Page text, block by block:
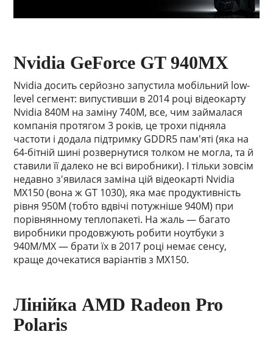
Nvidia GeForce GT 940MX
Nvidia досить серйозно запустила мобільний low-
level сегмент: випустивши в 2014 році відеокарту
Nvidia 840M на заміну 740M, все, чим займалася
компанія протягом 3 років, це трохи підняла
частоти і додала підтримку GDDR5 пам'яті (яка на
64-бітній шині розвернутися толком не могла, та й
ставили її далеко не всі виробники). І тільки зовсім
недавно з'явилася заміна цій відеокарті Nvidia
MX150 (вона ж GT 1030), яка має продуктивність
рівня 950M (тобто вдвічі потужніше 940M) при
порівнянному теплопакеті. На жаль — багато
виробники продовжують робити ноутбуки з
940M/MX — брати їх в 2017 році немає сенсу,
краще дочекатися варіантів з MX150.
Лінійка AMD Radeon Pro
Polaris